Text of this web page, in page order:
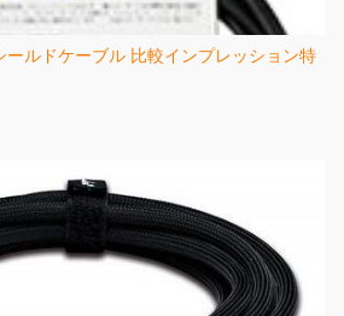
ルドケーブル 比較インプレッション特